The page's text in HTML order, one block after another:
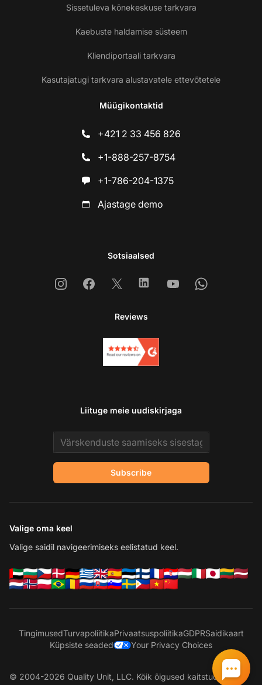
Sissetuleva kõnekeskuse tarkvara
Kaebuste haldamise süsteem
Kliendiportaali tarkvara
Kasutajatugi tarkvara alustavatele ettevõtetele
Müügikontaktid
+421 2 33 456 826
+1-888-257-8754
+1-786-204-1375
Ajastage demo
Sotsiaalsed
InstagramFacebook
X LinkedinYoutubeWhatsapp
Reviews
Liituge meie uudiskirjaga
Email address
Subscribe
Valige oma keel
Valige saidil navigeerimiseks eelistatud keel.
TingimusedTurvapoliitikaPrivaatsuspoliitikaGDPRSaidikaart
Küpsiste seaded
Your Privacy Choices
© 2004-2026 Quality Unit, LLC. Kõik õigused kaitstud.